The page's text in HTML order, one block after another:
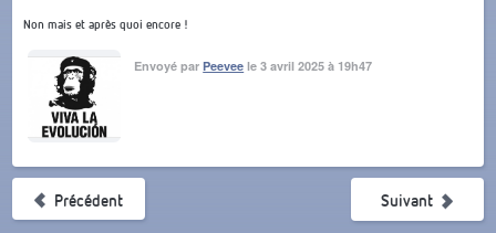
Non mais et après quoi encore !
Envoyé parPeevee le 3 avril 2025 à 19h47
Précédent Suivant